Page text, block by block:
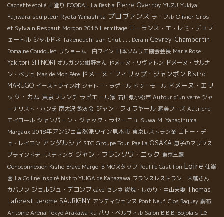
Cachette etoilé 山登り FOODAL La Bestia Pierre Overnoy YUZU Yukiya
Fujiwara sculpteur Ryota Yamashita プロヴァンス ラ・フル Olivier Cros
et Sylvain Respaut Morgon 2016 Hermitage ローランス・エ・レミ・デュフ
ェートル シャルドネ Takenouchi san Chut ......Derain Gevrey-Chambertin
Domaine Coudoulet リショーム 白ワイン 日本ソムリエ協会会長 Marie Rose
Yakitori SHINORI オルガンの紺野さん ドメーヌ・リヴァトン ドメーヌ・サルナ
ン・ベリュ Mas de Mon Père ドメーヌ・フィリップ・ジャンボン Bistro
MARUGO イーストライン社 シャトー・ラゲール ドゥ・モール ドメーヌ・エリ
ック・カム 東京フレンチ ラピエール家 石川県小松市 Autour d'un verre ジャ
ーナリスト・ハン氏 南大沢 飲み会 ジャン・フォワヤール 渥美フーズ Autriche
エイロール シャンパーン・ジャック・ラセーニュ Suwa M. Yanaginuma
Margaux 2018年アンジェ自然派ワイン見本市 東京レストラン業 コトー・デ
ュ・レイヨン アンダルシア STC Groupe Tour Paellia OSAKA 息子のマリウス
ブラインドテースティング ジャン・フランソワ・ニック 東京三鷹
Oenoconnexion Kisho Brave Margo ＢＭОスタッフ Poulille Castillon Loire 仙巌
園 La Colline Inspiré bistro YUIGA de Kanazawa フランスレストラン 大輔さん
カバノン ジョルジュ・デコンブ cave セレネ 炭焼・しのり・中山夫妻 Thomas
Laforest Jerome SAURIGNY アンディジェンヌ Pont Neuf Clos Baquey 調布
Antoine Aréna Tokyo Arakawa-ku パリ・ベルヴィル Salon B.B.B. Bojolais Le